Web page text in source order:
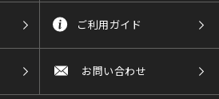
ご利用ガイド
お問い合わせ